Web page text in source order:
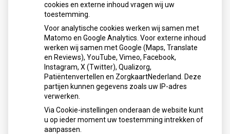
Liendertseweg 32
3814PK Amersfoort
033 - 461 64 42
info@apotheekjansen.com
63621916
NL8553.18.879.B02
ABN AmroNL12 ABNA 0480 5999 39
cookies en externe inhoud vragen wij uw
toestemming.
Voor analytische cookies werken wij samen met
Matomo en Google Analytics. Voor externe inhoud
werken wij samen met Google (Maps, Translate
en Reviews), YouTube, Vimeo, Facebook,
Instagram, X (Twitter), Qualizorg,
Patiëntenvertellen en ZorgkaartNederland. Deze
partijen kunnen gegevens zoals uw IP-adres
verwerken.
Via Cookie-instellingen onderaan de website kunt
u op ieder moment uw toestemming intrekken of
aanpassen.